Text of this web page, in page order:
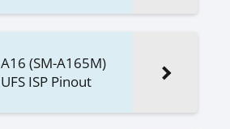
A16 (SM-A165M)
UFS ISP Pinout